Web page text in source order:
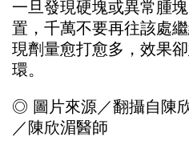
一旦發現硬塊或異常腫
置，千萬不要再往該處
現劑量愈打愈多，效果
環。
◎ 圖片來源／翻攝自陳
／陳欣湄醫師